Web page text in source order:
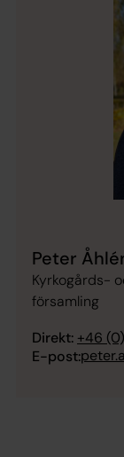
Peter
Kyrkogårds-
församling
Direkt: +46
E-post: